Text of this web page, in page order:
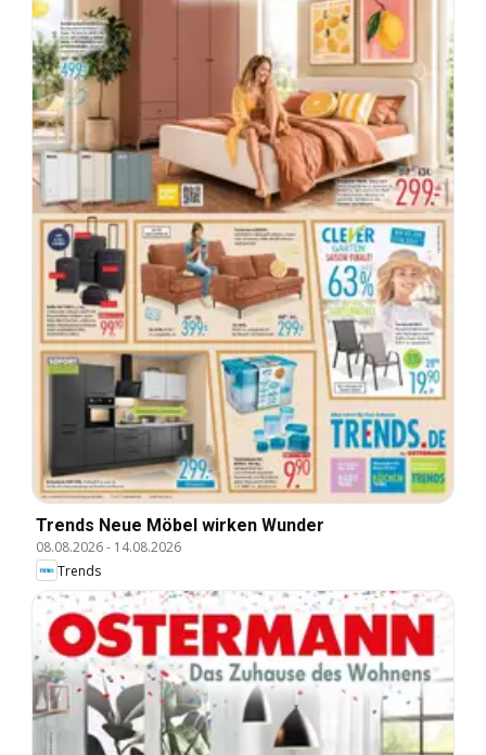
Trends Neue Möbel wirken Wunder
08.08.2026- 14.08.2026
Trends